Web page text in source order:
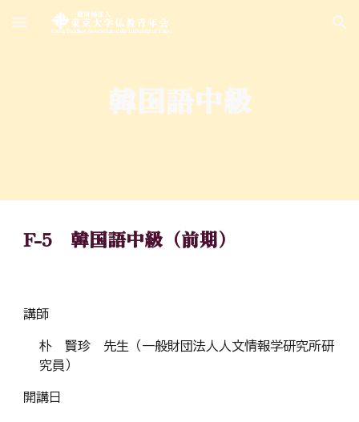
Skip to main content Skip to navigation
韓国語中級
F-5 韓国語中級（前期）
講師
朴 賢珍 先生（一般財団法人人文情報学研究所研
究員）
開講日